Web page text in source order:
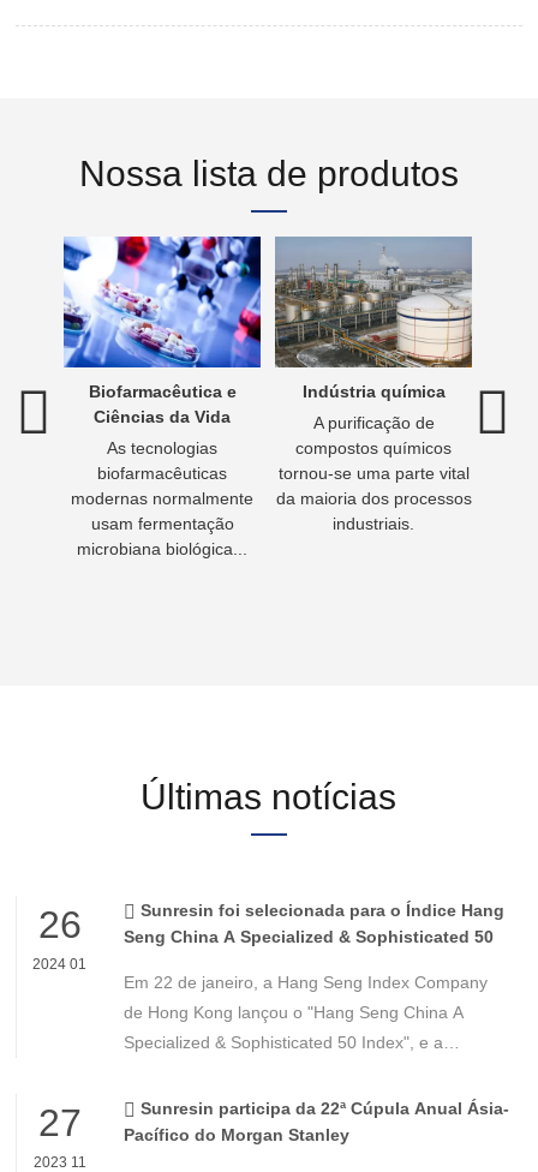
Nossa lista de produtos
Biofarmacêutica e
Ciências da Vida
As tecnologias
biofarmacêuticas
modernas normalmente
usam fermentação
microbiana biológica...
Indústria química
A purificação de
compostos químicos
tornou-se uma parte vital
da maioria dos processos
industriais.
Últimas notícias
26
2024 01
Sunresin foi selecionada para o Índice Hang
Seng China A Specialized & Sophisticated 50
Em 22 de janeiro, a Hang Seng Index Company
de Hong Kong lançou o "Hang Seng China A
Specialized & Sophisticated 50 Index", e a
sucesso como ação constituinte. Em 12 de janeiro
de 2024, a proporção era de 2,78%.
27
2023 11
Sunresin participa da 22ª Cúpula Anual Ásia-
Pacífico do Morgan Stanley